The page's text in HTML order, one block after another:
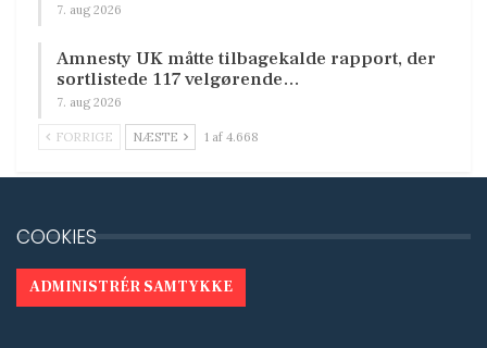
7. aug 2026
Amnesty UK måtte tilbagekalde rapport, der
sortlistede 117 velgørende…
7. aug 2026
FORRIGE NÆSTE 1 af 4.668
COOKIES
ADMINISTRÉR SAMTYKKE